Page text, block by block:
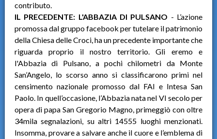
contributo.
IL PRECEDENTE: L'ABBAZIA DI PULSANO - L’azione
promossa dal gruppo facebook per tutelare il patrimonio
della Chiesa delle Croci, ha un precedente importante che
riguarda proprio il nostro territorio. Gli eremo e
l'Abbazia di Pulsano, a pochi chilometri da Monte
San’Angelo, lo scorso anno si classificarono primi nel
censimento nazionale promosso dal FAI e Intesa San
Paolo. In quell’occasione, l’Abbazia nata nel VI secolo per
opera di papa San Gregorio Magno, primeggiò con oltre
34mila segnalazioni, su altri 14555 luoghi menzionati.
Insomma, provare a salvare anche il cuore e l’emblema di